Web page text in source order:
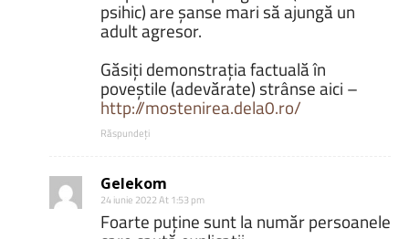
psihic) are șanse mari să ajungă un
adult agresor.
Găsiți demonstrația factuală în
poveștile (adevărate) strânse aici –
http://mostenirea.dela0.ro/
Răspundeți
Gelekom
24 iunie 2022 At 1:53 pm
Foarte puține sunt la număr persoanele